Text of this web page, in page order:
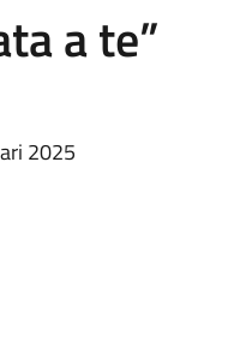
a te”
2025